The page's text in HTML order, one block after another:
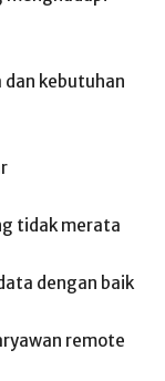
kebutuhan
tidak merata
dengan baik
remote